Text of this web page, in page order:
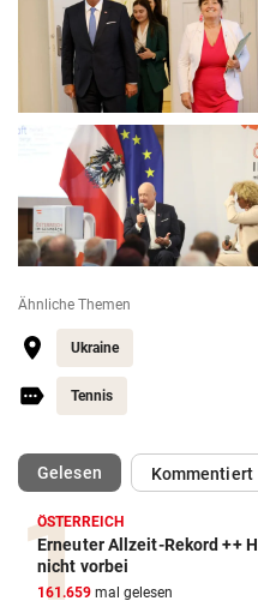
Ähnliche Themen
Ukraine
Tennis
Gelesen(ausgewählt)Kommentiert
ÖSTERREICH
Erneuter Allzeit-Rekord ++
nicht vorbei
161.659 mal gelesen